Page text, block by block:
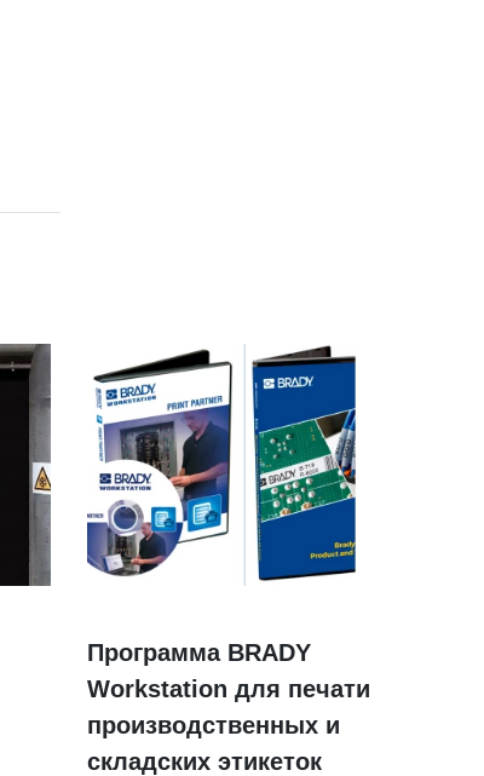
Программа BRADY
Workstation для печати
производственных и
складских этикеток